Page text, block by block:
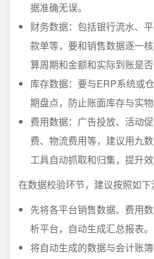
据准确无误。
财务数据：包括银行流水、
款单等，要和销售数据逐一
算周期和金额和实际到账是否
库存数据：要与ERP系统或
期盘点，防止账面库存与实物
费用数据：广告投放、活动
费、物流费用等，建议用九
工具自动抓取和归集，提升效
在数据校验环节，建议按照如下
先将各平台销售数据、费用
析平台，自动生成汇总报表。
将自动生成的数据与会计账